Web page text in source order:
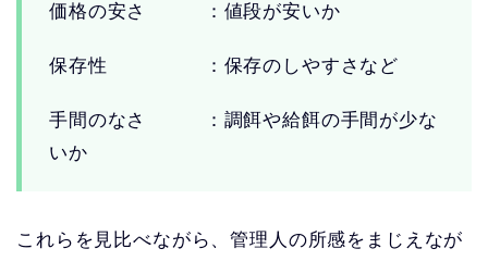
価格の安さ ：値段が安いか
保存性 ：保存のしやすさなど
手間のなさ ：調餌や給餌の手間が少な
いか
これらを見比べながら、管理人の所感をまじえなが